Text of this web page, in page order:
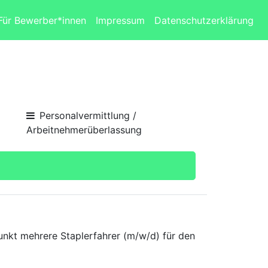
Bewerber*innen Impressum Datenschutzerklärung
Personalvermittlung /
Arbeitnehmerüberlassung
mehrere Staplerfahrer (m/w/d) für den